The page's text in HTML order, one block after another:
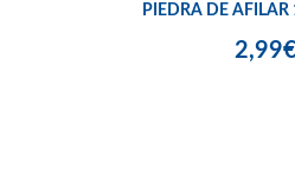
PIEDRA DE
2,99€